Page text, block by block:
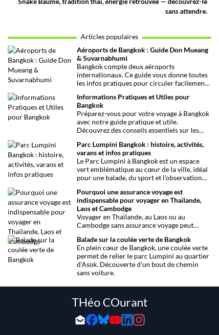
sans attendre.
Articles populaires
Aéroports de Bangkok : Guide Don Mueang
& Suvarnabhumi
Bangkok compte deux aéroports
internationaux. Ce guide vous donne toutes
les infos pratiques pour circuler facilement
centre-ville.
Informations Pratiques et Utiles pour
Bangkok
Préparez-vous pour votre voyage à Bangkok
avec notre guide pratique et utile.
Découvrez des conseils essentiels sur les
transports et bien plus encore pour rendre
votre séjour aussi facile que possible.
Parc Lumpini Bangkok : histoire, activités,
varans et infos pratiques
Le Parc Lumpini à Bangkok est un espace
vert emblématique au cœur de la ville, idéal
pour une balade, du sport et l’observation
Pourquoi une assurance voyage est
indispensable pour voyager en Thaïlande,
Laos et Cambodge
Voyager en Thaïlande, au Laos ou au
Cambodge sans assurance voyage peut
maladies ou perte de bagages sont des
imprévus fréquents en Asie du Sud-Est.
Découvrez pourquoi une assurance voyage
est essentielle pour garantir votre sécurité
et votre sérénité.
Balade sur la coulée verte de Bangkok
En plein cœur de Bangkok, une coulée verte
permet de relier le parc Lumpini au quartier
d’Asok. Découverte d’un bout de chemin
sans voiture.
THéo COurant